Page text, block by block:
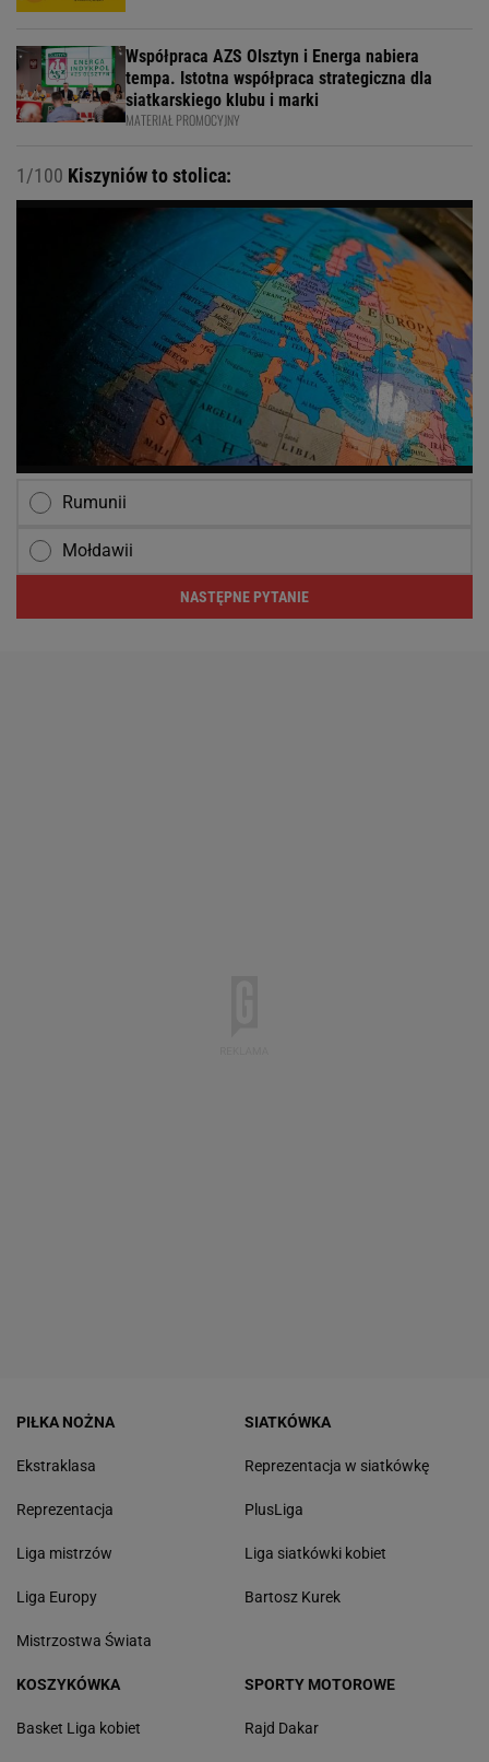
Współpraca AZS Olsztyn i Energa nabiera
tempa. Istotna współpraca strategiczna dla
siatkarskiego klubu i marki
MATERIAŁ PROMOCYJNY
1/100 Kiszyniów to stolica:
Rumunii
Mołdawii
NASTĘPNE PYTANIE
PIŁKA NOŻNA
Ekstraklasa
Reprezentacja
Liga mistrzów
Liga Europy
Mistrzostwa Świata
SIATKÓWKA
Reprezentacja w siatkówkę
PlusLiga
Liga siatkówki kobiet
Bartosz Kurek
KOSZYKÓWKA
Basket Liga kobiet
SPORTY MOTOROWE
Rajd Dakar